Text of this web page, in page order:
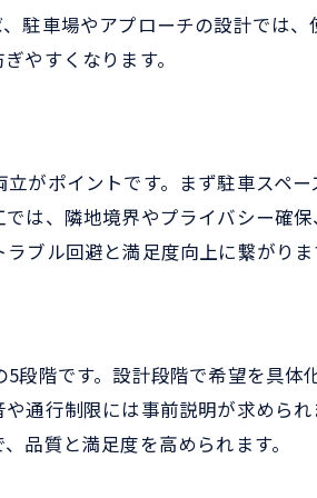
者選びで失敗しないコツ
外構工事トラブル回避策
事を実現するための注意点
駐車場やアプローチの設計では
やすくなります。
がポイントです。まず駐車スペ
は、隣地境界やプライバシー確
ル回避と満足度向上に繋がりま
階です。設計段階で希望を具体
通行制限には事前説明が求めら
品質と満足度を高められます。